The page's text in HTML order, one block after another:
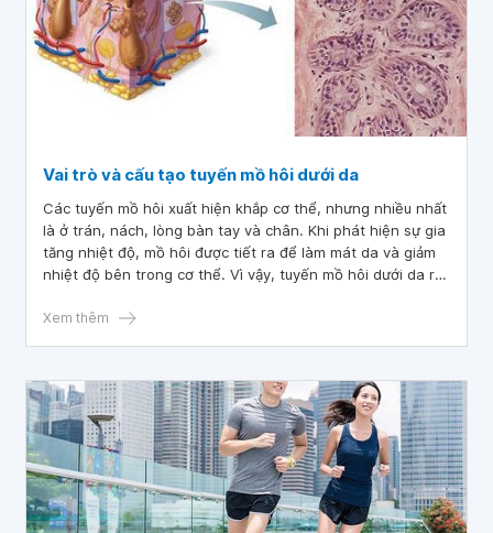
Vai trò và cấu tạo tuyến mồ hôi dưới da
Các tuyến mồ hôi xuất hiện khắp cơ thể, nhưng nhiều nhất
là ở trán, nách, lòng bàn tay và chân. Khi phát hiện sự gia
tăng nhiệt độ, mồ hôi được tiết ra để làm mát da và giảm
nhiệt độ bên trong cơ thể. Vì vậy, tuyến mồ hôi dưới da rất
Xem thêm